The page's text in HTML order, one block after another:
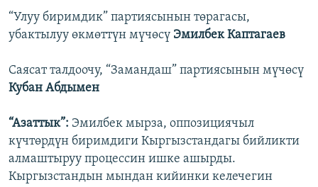
“Улуу биримдик” партиясынын төрагасы,
убактылуу өкмөттүн мүчөсү Эмилбек Каптагаев
Саясат талдоочу, “Замандаш” партиясынын мүчөсү
Кубан Абдымен
“Азаттык”: Эмилбек мырза, оппозициячыл
күчтөрдүн биримдиги Кыргызстандагы бийликти
алмаштыруу процессин ишке ашырды.
Кыргызстандын мындан кийинки келечегин